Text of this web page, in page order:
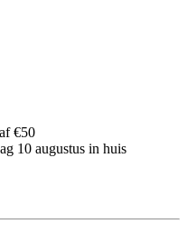
€50
10 augustus in huis